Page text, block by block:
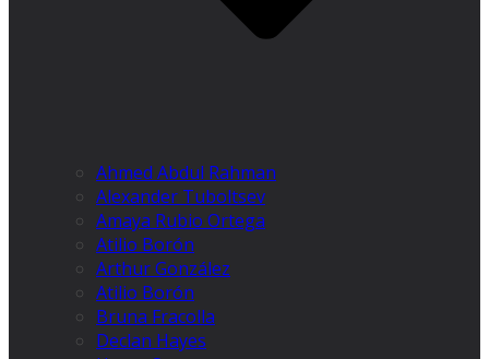
Ahmed Abdul Rahman
Alexander Tuboltsev
Amaya Rubio Ortega
Atilio Borón
Arthur González
Atilio Borón
Bruna Fracolla
Declan Hayes